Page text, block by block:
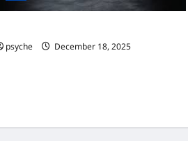
psyche
December 18, 2025